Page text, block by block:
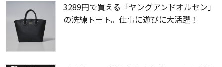
3289円で買える「ヤングアンドオルセン」
の洗練トート。仕事に遊びに大活躍！